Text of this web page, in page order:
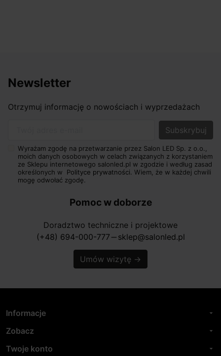
Newsletter
Otrzymuj informację o nowościach i wyprzedażach
Wyrażam zgodę na przetwarzanie przez Salon LED Sp. z o.o.,
moich danych osobowych w celach związanych z korzystaniem
ze Sklepu internetowego salonled.pl w zgodzie i według zasad
określonych w Polityce prywatności. Wiem, że w każdej chwili
mogę odwołać zgodę.
Pomoc w doborze
Doradztwo techniczne i projektowe
(+48) 694-000-777 horizontal_rule sklep@salonled.pl
Umów wizytę →
Informacje arrow_drop_down
Zobacz arrow_drop_down
Twoje konto arrow_drop_down